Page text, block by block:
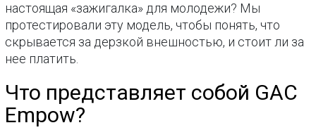
настоящая «зажигалка» для молодежи? Мы
протестировали эту модель, чтобы понять, что
скрывается за дерзкой внешностью, и стоит ли за
нее платить.
Что представляет собой GAC
Empow?